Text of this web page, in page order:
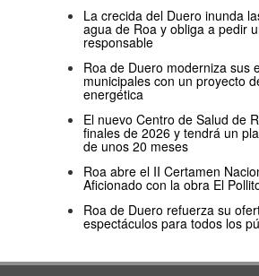
La crecida del Duero inunda
agua de Roa y obliga a pedir
responsable
Roa de Duero moderniza sus
municipales con un proyecto
energética
El nuevo Centro de Salud de
finales de 2026 y tendrá un
de unos 20 meses
Roa abre el II Certamen
Aficionado con la obra El
Roa de Duero refuerza su
espectáculos para todos los